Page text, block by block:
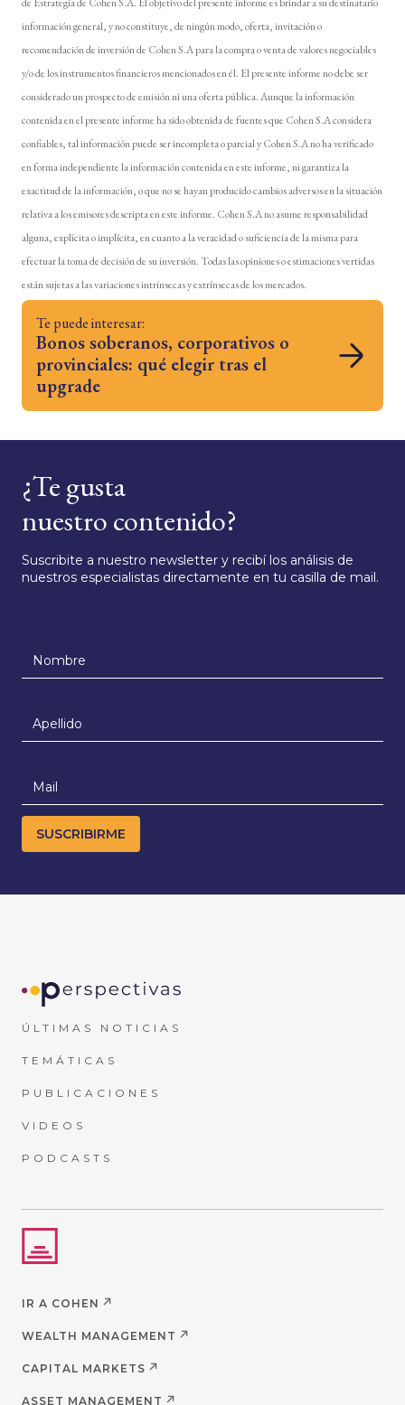
información general, y no constituye, de ningún modo, oferta, invitación o
recomendación de inversión de Cohen S.A para la compra o venta de valores negociables
y/o de los instrumentos financieros mencionados en él. El presente informe no debe ser
considerado un prospecto de emisión ni una oferta pública. Aunque la información
contenida en el presente informe ha sido obtenida de fuentes que Cohen S.A considera
confiables, tal información puede ser incompleta o parcial y Cohen S.A no ha verificado
en forma independiente la información contenida en este informe, ni garantiza la
exactitud de la información, o que no se hayan producido cambios adversos en la situación
relativa a los emisores descripta en este informe. Cohen S.A no asume responsabilidad
alguna, explícita o implícita, en cuanto a la veracidad o suficiencia de la misma para
efectuar la toma de decisión de su inversión. Todas las opiniones o estimaciones vertidas
están sujetas a las variaciones intrínsecas y extrínsecas de los mercados.
Te puede interesar:
Bonos soberanos, corporativos o
provinciales: qué elegir tras el
upgrade
¿Te gusta
nuestro contenido?
Suscribite a nuestro newsletter y recibí los análisis de
nuestros especialistas directamente en tu casilla de mail.
ÚLTIMAS NOTICIAS
TEMÁTICAS
PUBLICACIONES
VIDEOS
PODCASTS
IR A COHEN
WEALTH MANAGEMENT
CAPITAL MARKETS
ASSET MANAGEMENT